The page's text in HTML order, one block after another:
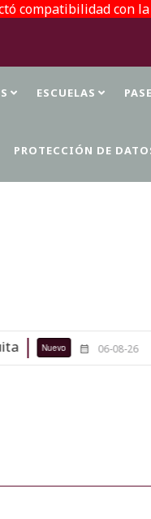
compatibilidad con
ESCUELAS
PROTECCIÓN DE
06-08-26 Foros